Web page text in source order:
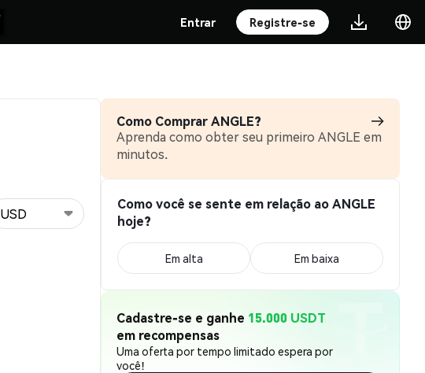
Entrar Registre-se
USD
Como Comprar ANGLE?
Aprenda como obter seu primeiro ANGLE em
minutos.
Como você se sente em relação ao ANGLE
hoje?
Em alta Em baixa
Cadastre-se e ganhe 15.000 USDT
em recompensas
Uma oferta por tempo limitado espera por
você!